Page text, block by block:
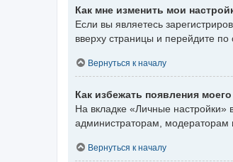
Как мне изменить мои
Если вы являетесь
вверху страницы и перейдите по
Вернуться к началу
Как избежать появления
На вкладке «Личные
администраторам, модераторам
Вернуться к началу